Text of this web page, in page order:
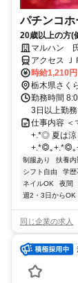
パチンコ
20歳以上の方(
ートを優先し
マルハン
アクセス Ｊ
徒歩約27分
時給1,210
栃木県さく
勤務時間
3日以上勤
仕事内容
+.*◎ 夏は涼
+.*◎｡+.*◎｡
制服あり 扶養
シフト自由
学歴
ネイルOK
夜間
週2・3日からOK
同じ企業の求人